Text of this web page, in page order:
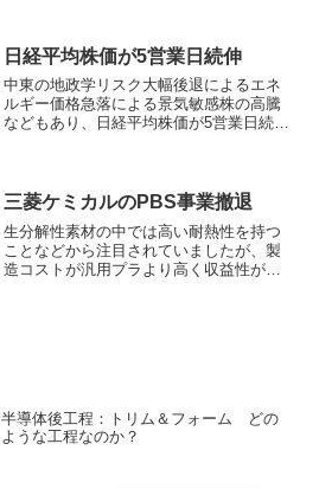
レーザーの母体結晶として優れた性能を
持っている理由について知ることができ
ます。
日経平均株価が5営業日続伸
中東の地政学リスク大幅後退によるエネ
ルギー価格急落による景気敏感株の高騰
などもあり、日経平均株価が5営業日続伸
三菱ケミカルのPBS事業撤退
生分解性素材の中では高い耐熱性を持つ
ことなどから注目されていましたが、製
造コストが汎用プラより高く収益性が低
半導体後工程：トリム＆フォーム どの
ような工程なのか？